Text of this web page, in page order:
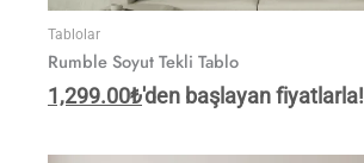
Tablolar
Rumble Soyut Tekli Tablo
1,299.00₺'den başlayan fiyatlarla!